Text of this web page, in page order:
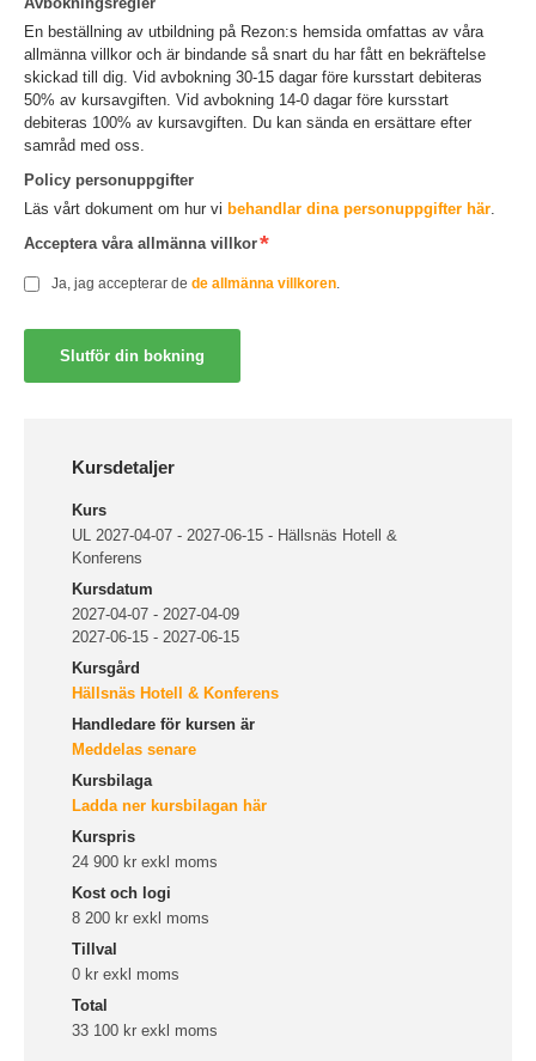
En beställning av utbildning på Rezon:s hemsida omfattas av våra
allmänna villkor och är bindande så snart du har fått en bekräftelse
skickad till dig. Vid avbokning 30-15 dagar före kursstart debiteras
50% av kursavgiften. Vid avbokning 14-0 dagar före kursstart
debiteras 100% av kursavgiften. Du kan sända en ersättare efter
samråd med oss.
Policy personuppgifter
Läs vårt dokument om hur vi behandlar dina personuppgifter här.
Acceptera våra allmänna villkor
Ja, jag accepterar de de allmänna villkoren
Kursdetaljer
Kurs
UL 2027-04-07 - 2027-06-15 - Hällsnäs Hotell &
Konferens
Kursdatum
2027-04-07 - 2027-04-09
2027-06-15 - 2027-06-15
Kursgård
Hällsnäs Hotell & Konferens
Handledare för kursen är
Meddelas senare
Kursbilaga
Ladda ner kursbilagan här
Kurspris
24 900 kr exkl moms
Kost och logi
8 200 kr exkl moms
Tillval
0 kr exkl moms
Total
33 100 kr exkl moms